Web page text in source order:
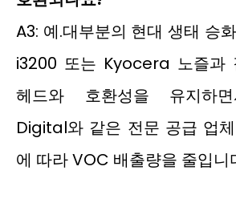
A3: 예.대부분의 현대 생태 승
i3200 또는 Kyocera 노즐과
헤드와 호환성을 유지하
Digital와 같은 전문 공급 업
에 따라 VOC 배출량을 줄입니